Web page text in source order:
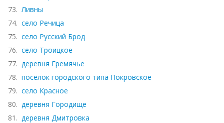
73. Ливны
74. село Речица
75. село Русский Брод
76. село Троицкое
77. деревня Гремячье
78. посёлок городского типа Покровское
79. село Красное
80. деревня Городище
81. деревня Дмитровка